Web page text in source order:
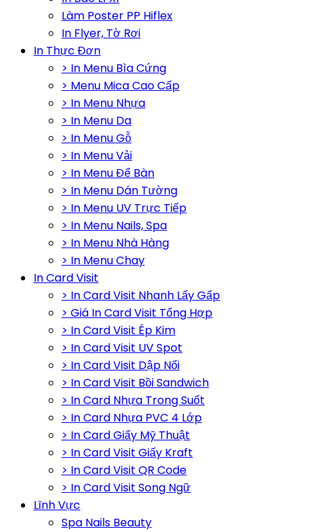
Làm Poster PP Hiflex
In Flyer, Tờ Rơi
In Thực Đơn
> In Menu Bìa Cứng
> Menu Mica Cao Cấp
> In Menu Nhựa
> In Menu Da
> In Menu Gỗ
> In Menu Vải
> In Menu Để Bàn
> In Menu Dán Tường
> In Menu UV Trực Tiếp
> In Menu Nails, Spa
> In Menu Nhà Hàng
> In Menu Chay
In Card Visit
> In Card Visit Nhanh Lấy Gấp
> Giá In Card Visit Tổng Hợp
> In Card Visit Ép Kim
> In Card Visit UV Spot
> In Card Visit Dập Nổi
> In Card Visit Bồi Sandwich
> In Card Nhựa Trong Suốt
> In Card Nhựa PVC 4 Lớp
> In Card Giấy Mỹ Thuật
> In Card Visit Giấy Kraft
> In Card Visit QR Code
> In Card Visit Song Ngữ
Lĩnh Vực
Spa Nails Beauty